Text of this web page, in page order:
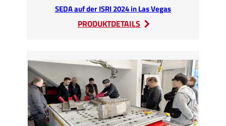
SEDA auf der ISRI 2024 in Las Vegas
PRODUKTDETAILS
:
der
ISRI
2024
in
Las
Vegas